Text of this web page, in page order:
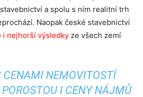
a spolu s ním realitní trh
Naopak české stavebnictví
i nejhorší výsledky ze všech zemí
CENAMI NEMOVITOSTÍ
POROSTOU I CENY NÁJMŮ